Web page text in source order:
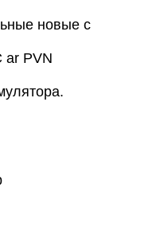
новые с
ar PVN